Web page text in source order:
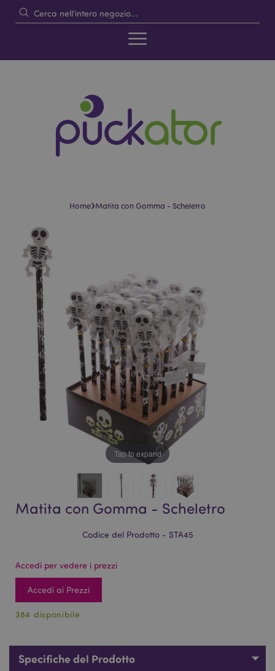
Home›Matita con Gomma - Scheletro
fine
della
galleria
immagini
all'inizio
della
galleria
immagini
Tap to expand
Matita con Gomma - Scheletro
Codice del Prodotto - STA45
Accedi per vedere i prezzi
Accedi ai Prezzi
384 disponibile
Specifiche del Prodotto